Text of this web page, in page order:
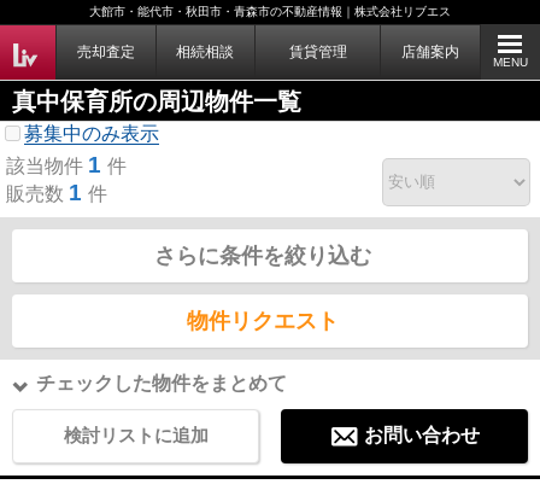
大館市・能代市・秋田市・青森市の不動産情報｜株式会社リブエス
売却査定 相続相談 賃貸管理 店舗案内
MENU
真中保育所の周辺物件一覧
募集中のみ表示
該当物件 1 件
販売数 1 件
さらに条件を絞り込む
物件リクエスト
チェックした物件をまとめて
検討リストに追加 お問い合わせ